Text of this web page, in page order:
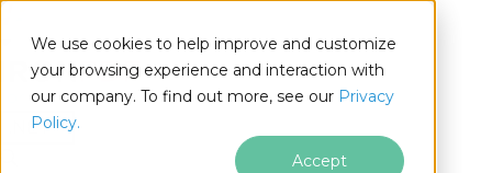
We use cookies to help improve and customize
your browsing experience and interaction with
our company. To find out more, see our Privacy
Policy.
Accept
.NET